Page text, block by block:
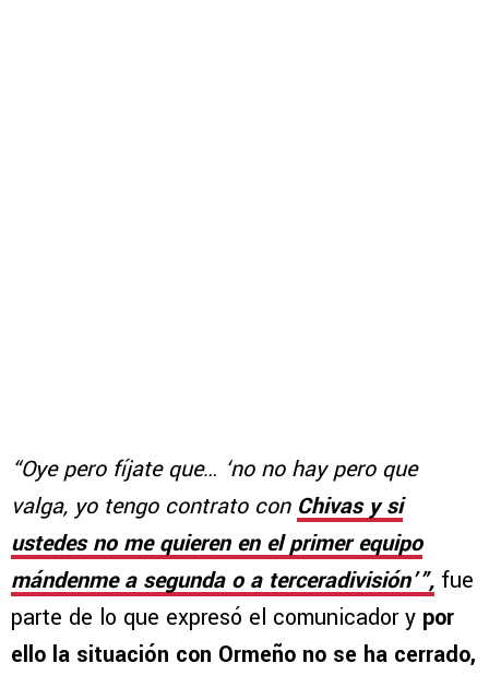
“Oye pero fíjate que… ‘no no hay pero que
valga, yo tengo contrato con Chivas y si
ustedes no me quieren en el primer equipo
mándenme a segunda o a terceradivisión’”, fue
parte de lo que expresó el comunicador y por
ello la situación con Ormeño no se ha cerrado,